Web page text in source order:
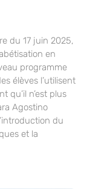
du 17 juin 2025,
en
programme
élèves l’utilisent
qu’il n’est plus
Agostino
du
et la